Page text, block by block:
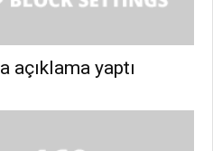
açıklama yaptı